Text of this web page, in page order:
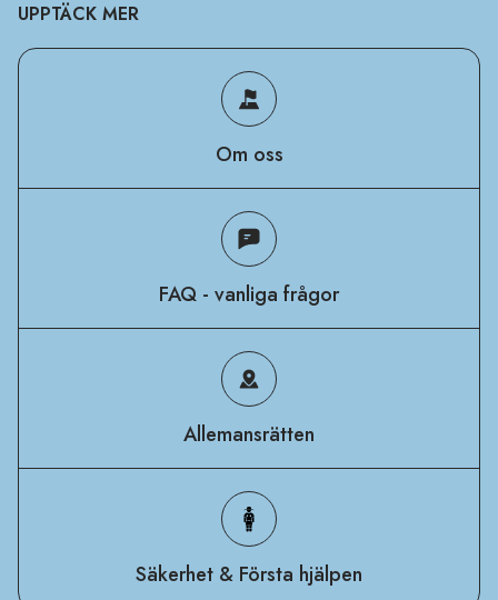
UPPTÄCK MER
Om oss
FAQ - vanliga frågor
Allemansrätten
Säkerhet & Första hjälpen